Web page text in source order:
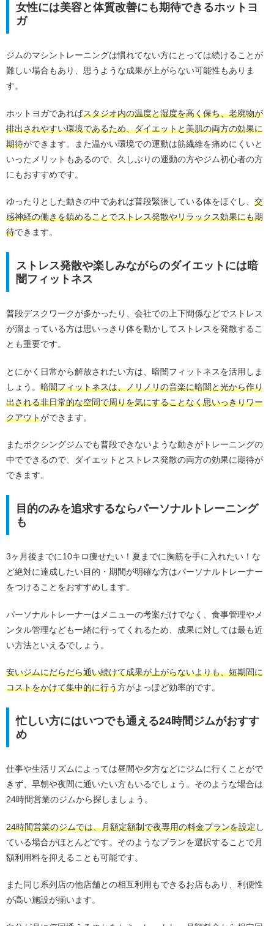
女性には美容と体質改善にも期待できるホットヨ
ガ
ジムのマシントレーニングは慣れてない方にとっては続けることが
難しい場合もあり、思うような成果が上がらない可能性もありま
す。
ホットヨガであればスタジオ内の温度と湿度を高く保ち、老廃物が
排出されやすい環境であるため、ダイエットと美肌の両方の効果に
期待ができます。また温かい環境での運動は筋繊維を痛めにくいと
いったメリットもあるので、久しぶりの運動の方やジム初心者の方
にもおすすめです。
ゆったりとした動きの中であれば普段緊張している体をほぐし、 交
感神経の働きを鎮めることでストレス発散やリラックス効果にも期
待できます。
ストレス発散や楽しみながらのダイエットには暗
闇フィットネス
普段デスクワークが多かったり、会社での上下間係などでストレス
が溜まっている方は思いっきり体を動かしてストレスを発散するこ
とも重要です。
とにかく日常から解放されたい方は、暗闇フィットネスを活用しま
しょう。 暗闇フィットネスは、ノリノリの音楽に暗闇と光から作り
出される非日常的な空間で周りを気にすることなく思いっきりワー
クアウトができます。
またボクシングジムでも普段できないような動きがトレーニングの
中でできるので、ダイエットとストレス発散の両方の効果に期待が
できます。
目的のみを追求するならパーソナルトレーニング
も
3ヶ月後までに10キロ痩せたい！夏までに胸筋を手に入れたい！な
ど絶対に達成したい目的・期間が明確な方はパーソナルトレーナー
をつけることをおすすめします。
パーソナルトレーナーはメニューの考案だけでなく、食事管理やメ
ンタル管理なども一緒に行ってくれるため、成果に対しては最も近
い方法といえるでしょう。
安いジムにだらだら通い続けて成果が上がらないよりも、短期間に
コストをかけて集中的に行う方がよっぽど効率的です。
忙しい方にはいつでも通える24時間ジムがおすす
め
仕事や生活リズムによっては昼間や夕方などにジムに行くことがで
きず、早朝や夜間に通いたい方もいるでしょう。そのような場合は
24時間営業のジムから探しましょう。
24時間営業のジムでは、月額定額制で夜専用の料金プランを設定し
ている場合がほとんどです。そのようなプランを選択することで月
額利用料を抑えることも可能です。
また同じ系列店の他店舗との相互利用もできるお店もあり、利便性
が高い施設が揃います。